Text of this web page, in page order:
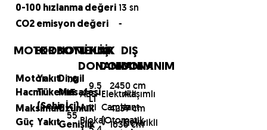
0-100 hızlanma değeri 13 sn
CO2 emisyon değeri -
MOTOR
Motor
Hacmi
1.6
LT
Maksimum
Güç
55
EKONOMİ
Yakıt
Tüketim
(Şehir İçi)
9.5
LT
Yakıt
BOYUTLAR
Dingil
Mesafesi
2450 cm
Uzunluk 4237 cm
Genişlik 1635 cm
TEKNİK
DONANIM
ABS-
Anti
Blokaj
İÇ
DONANIM
Elektrikli
Camlar
(Otomatik
DIŞ
DONANIM
Alaşımlı
Jant
Elektrikli